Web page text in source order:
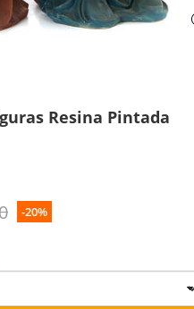
Resina Pintada
-20%